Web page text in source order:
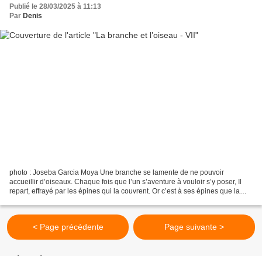
Publié le 28/03/2025 à 11:13
Par Denis
photo : Joseba Garcia Moya Une branche se lamente de ne pouvoir
accueillir d’oiseaux. Chaque fois que l’un s’aventure à vouloir s’y poser, Il
repart, effrayé par les épines qui la couvrent. Or c’est à ses épines que la
< Page précédente Page suivante >